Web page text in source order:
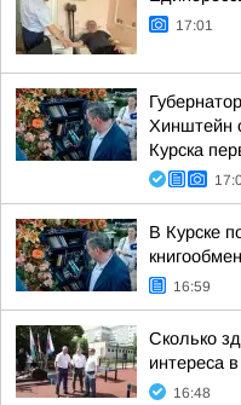
17:01
Хинштейн
Курска
В Курске
16:59
Сколько
интереса
16:48